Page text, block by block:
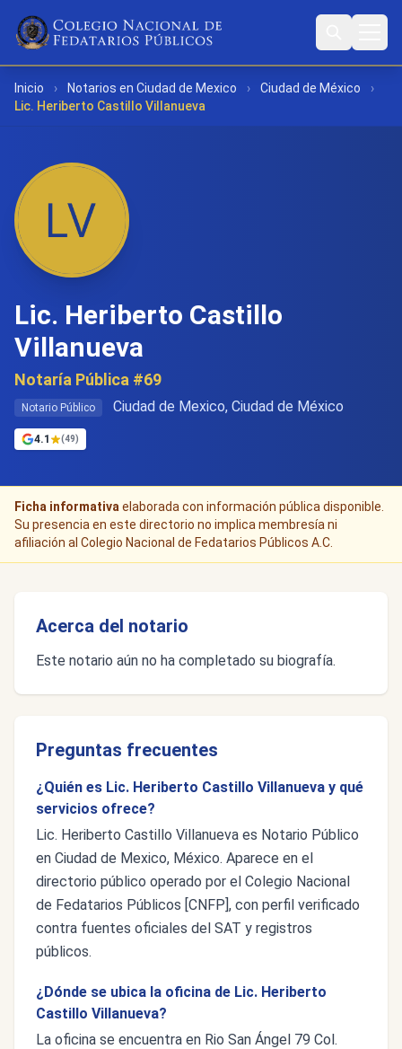
Inicio › Notarios en Ciudad de Mexico › Ciudad de México
›
Lic. Heriberto Castillo Villanueva
Lic. Heriberto Castillo
Villanueva
Notaría Pública #69
Notario Público Ciudad de Mexico, Ciudad de México
4.1 (49)
Ficha informativa elaborada con información pública disponible.
Su presencia en este directorio no implica membresía ni
afiliación al Colegio Nacional de Fedatarios Públicos A.C.
Acerca del notario
Este notario aún no ha completado su biografía.
Preguntas frecuentes
¿Quién es Lic. Heriberto Castillo Villanueva y qué
servicios ofrece?
Lic. Heriberto Castillo Villanueva es Notario Público
en Ciudad de Mexico, México. Aparece en el
directorio público operado por el Colegio Nacional
de Fedatarios Públicos [CNFP], con perfil verificado
contra fuentes oficiales del SAT y registros
públicos.
¿Dónde se ubica la oficina de Lic. Heriberto
Castillo Villanueva?
La oficina se encuentra en Rio San Ángel 79 Col.